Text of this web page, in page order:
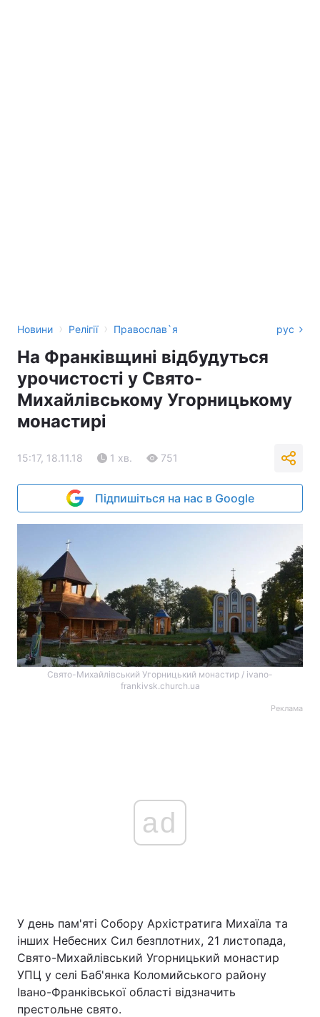
Новини › Релігії › Православ`я рус
На Франківщині відбудуться
урочистості у Свято-
Михайлівському Угорницькому
монастирі
15:17, 18.11.18 1 хв. 751
Підпишіться на нас в Google
Свято-Михайлівський Угорницький монастир / ivano-
frankivsk.church.ua
Реклама
ad
У день пам'яті Собору Архістратига Михаїла та
інших Небесних Сил безплотних, 21 листопада,
Свято-Михайлівський Угорницький монастир
УПЦ у селі Баб'янка Коломийського району
Івано-Франківської області відзначить
престольне свято.